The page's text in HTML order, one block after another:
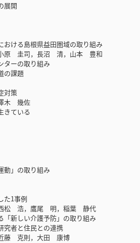
展開
ける島根県益田圏域の取り組み
原 圭司，長沼 清，山本 豊和
ターの取り組み
の課題
対策
木 幾佐
きている
動」の取り組み
た1事例
松 浩，鷹尾 明，稲葉 静代
「新しい介護予防」の取り組み
究者と住民との連携
藤 克則，大田 康博